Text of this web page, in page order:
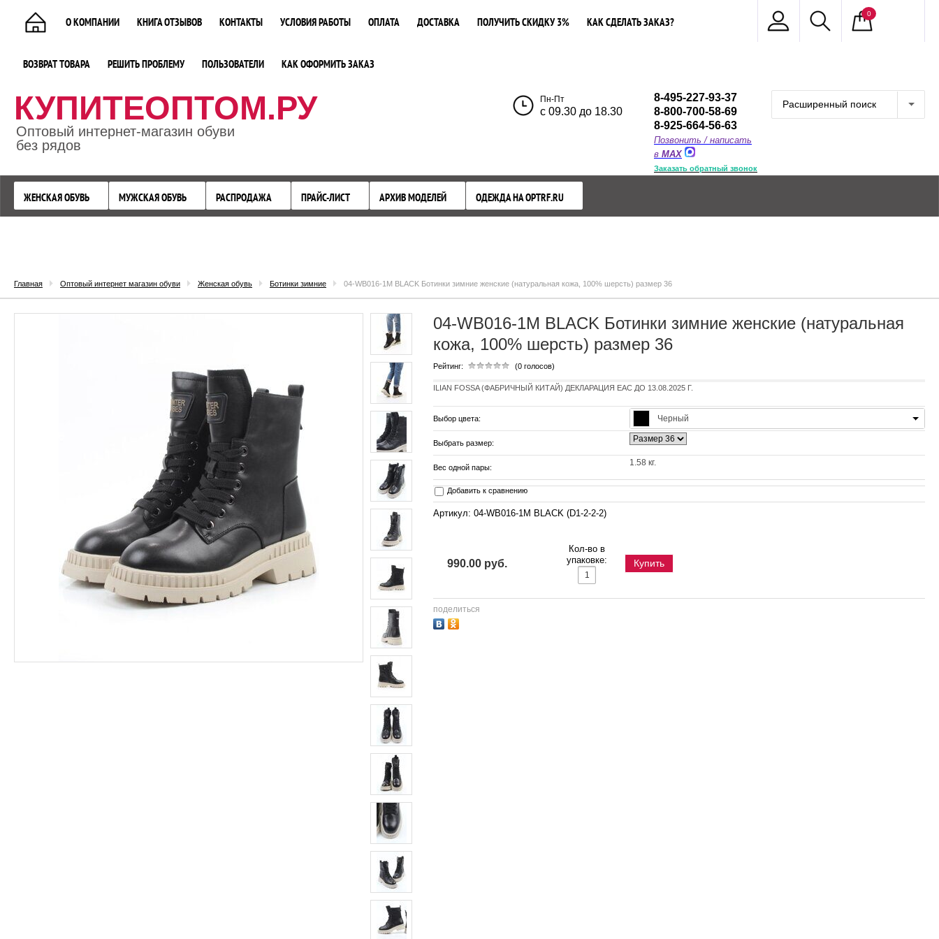
0
О КОМПАНИИ КНИГА ОТЗЫВОВ КОНТАКТЫ УСЛОВИЯ РАБОТЫ ОПЛАТА ДОСТАВКА ПОЛУЧИТЬ СКИДКУ 3% КАК СДЕЛАТЬ ЗАКАЗ?
ВОЗВРАТ ТОВАРА РЕШИТЬ ПРОБЛЕМУ ПОЛЬЗОВАТЕЛИ КАК ОФОРМИТЬ ЗАКАЗ
КУПИТЕОПТОМ.РУ
Оптовый интернет-магазин обуви
без рядов
Расширенный поиск
8-495-227-93-37
8-800-700-58-69
8-925-664-56-63
Позвонить / написать
в MAX
Заказать обратный звонок
Пн-Пт
с 09.30 до 18.30
ЖЕНСКАЯ ОБУВЬ МУЖСКАЯ ОБУВЬ РАСПРОДАЖА ПРАЙС-ЛИСТ АРХИВ МОДЕЛЕЙ ОДЕЖДА НА OPTRF.RU
Главная Оптовый интернет магазин обуви Женская обувь Ботинки зимние 04-WB016-1M BLACK Ботинки зимние женские (натуральная кожа, 100% шерсть) размер 36
04-WB016-1M BLACK Ботинки зимние женские (натуральная
кожа, 100% шерсть) размер 36
Рейтинг: (0 голосов)
ILIAN FOSSA (ФАБРИЧНЫЙ КИТАЙ) ДЕКЛАРАЦИЯ EAC ДО 13.08.2025 Г.
Выбор цвета: Черный
Выбрать размер:
Вес одной пары: 1.58 кг.
Добавить к сравнению
Артикул: 04-WB016-1M BLACK (D1-2-2-2)
990.00 руб.
Кол-во в
упаковке:
Купить
поделиться